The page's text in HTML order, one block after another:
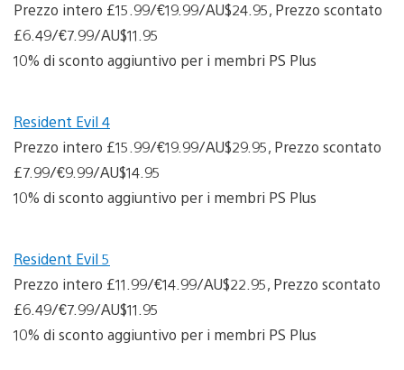
Prezzo intero £15.99/€19.99/AU$24.95, Prezzo scontato
£6.49/€7.99/AU$11.95
10% di sconto aggiuntivo per i membri PS Plus
Resident Evil 4
Prezzo intero £15.99/€19.99/AU$29.95, Prezzo scontato
£7.99/€9.99/AU$14.95
10% di sconto aggiuntivo per i membri PS Plus
Resident Evil 5
Prezzo intero £11.99/€14.99/AU$22.95, Prezzo scontato
£6.49/€7.99/AU$11.95
10% di sconto aggiuntivo per i membri PS Plus